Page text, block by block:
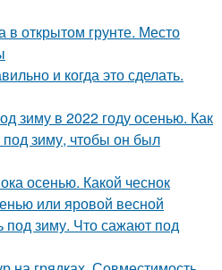
открытом грунте. Место
и когда это сделать.
зиму в 2022 году осенью. Как
под зиму, чтобы он был
осенью. Какой чеснок
или яровой весной
под зиму. Что сажают под